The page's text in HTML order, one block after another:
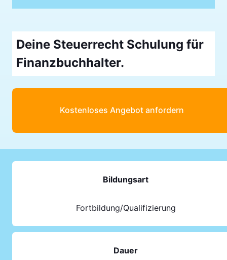
Deine Steuerrecht Schulung für
Finanzbuchhalter.
Kostenloses Angebot anfordern
Bildungsart
Fortbildung/Qualifizierung
Dauer